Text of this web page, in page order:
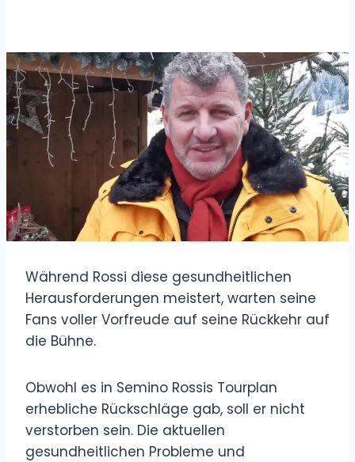
Während Rossi diese gesundheitlichen
Herausforderungen meistert, warten seine
Fans voller Vorfreude auf seine Rückkehr auf
die Bühne.
Obwohl es in Semino Rossis Tourplan
erhebliche Rückschläge gab, soll er nicht
verstorben sein. Die aktuellen
gesundheitlichen Probleme und